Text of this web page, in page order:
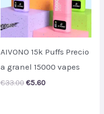
AIVONO 15k Puffs Precio
a granel 15000 vapes
€33.00 Original
€5.60Current